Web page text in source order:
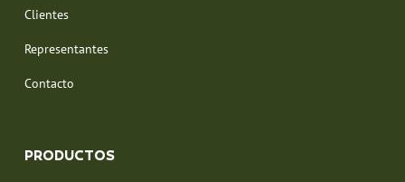
Clientes
Representantes
Contacto
PRODUCTOS